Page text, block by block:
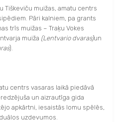
Tiškeviču muižas, amatu centrs
Pāri kalniem, pa grants
trīs muižas – Traķu Vokes
muiža (Lentvario dvaras)un
).
centrs vasaras laikā piedāvā
un aizrautīga gida
apkārtni, iesaistās lomu spēlēs,
uzdevumos.